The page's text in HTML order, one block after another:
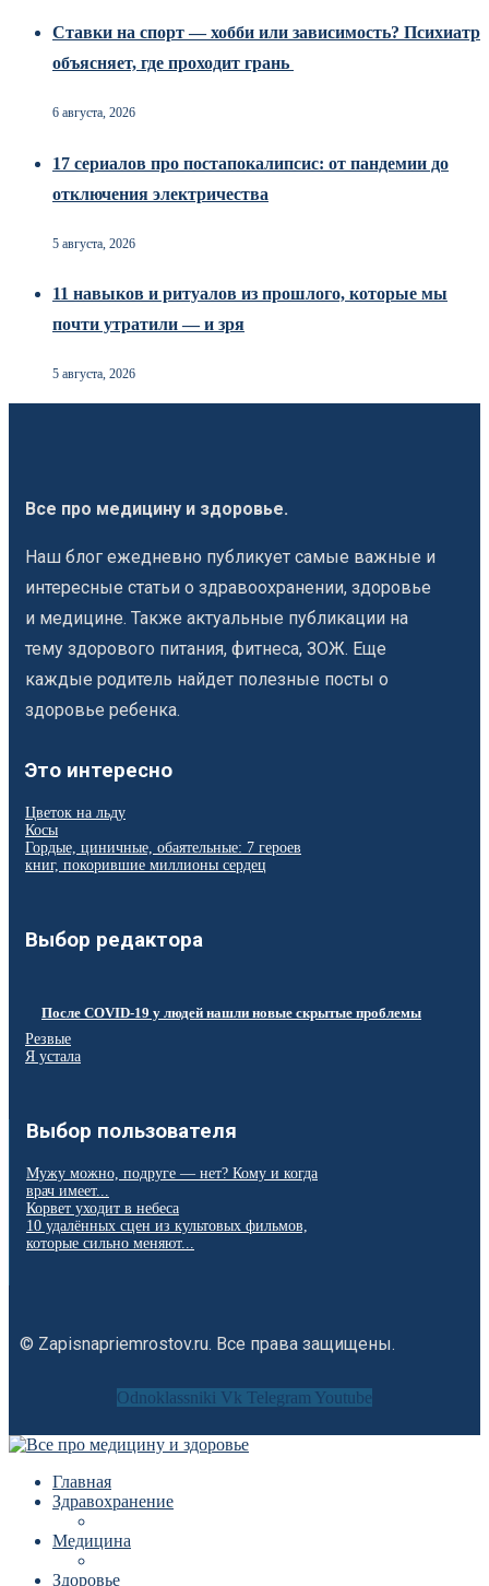
Ставки на спорт — хобби или зависимость? Психиатр
объясняет, где проходит грань
6 августа, 2026
17 сериалов про постапокалипсис: от пандемии до
отключения электричества
5 августа, 2026
11 навыков и ритуалов из прошлого, которые мы
почти утратили — и зря
5 августа, 2026
Все про медицину и здоровье.
Наш блог ежедневно публикует самые важные и
интересные статьи о здравоохранении, здоровье
и медицине. Также актуальные публикации на
тему здорового питания, фитнеса, ЗОЖ. Еще
каждые родитель найдет полезные посты о
здоровье ребенка.
Это интересно
Цветок на льду
Косы
Гордые, циничные, обаятельные: 7 героев
книг, покорившие миллионы сердец
Выбор редактора
После COVID‑19 у людей нашли новые скрытые проблемы
Резвые
Я устала
Выбор пользователя
Мужу можно, подруге — нет? Кому и когда
врач имеет...
Корвет уходит в небеса
10 удалённых сцен из культовых фильмов,
которые сильно меняют...
© Zapisnapriemrostov.ru. Все права защищены.
Odnoklassniki Vk Telegram Youtube
Главная
Здравохранение
Медицина
Здоровье